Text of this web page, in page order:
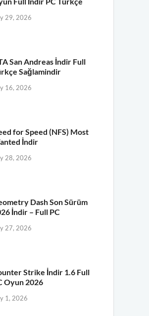
29, 2026
San Andreas İndir Full
Sağlamindir
16, 2026
for Speed (NFS) Most
İndir
28, 2026
Dash Son Sürüm
İndir – Full PC
27, 2026
Strike İndir 1.6 Full
Oyun 2026
1, 2026